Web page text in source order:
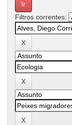
Filtros correntes: